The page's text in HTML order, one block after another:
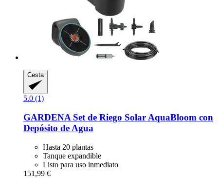
Cesta
5.0 (1)
GARDENA Set de Riego Solar AquaBloom con
Depósito de Agua
Hasta 20 plantas
Tanque expandible
Listo para uso inmediato
151,99 €